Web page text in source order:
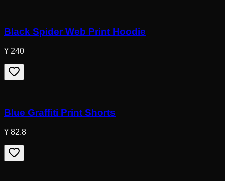
Black Spider Web Print Hoodie
¥ 240
Blue Graffiti Print Shorts
¥ 82.8